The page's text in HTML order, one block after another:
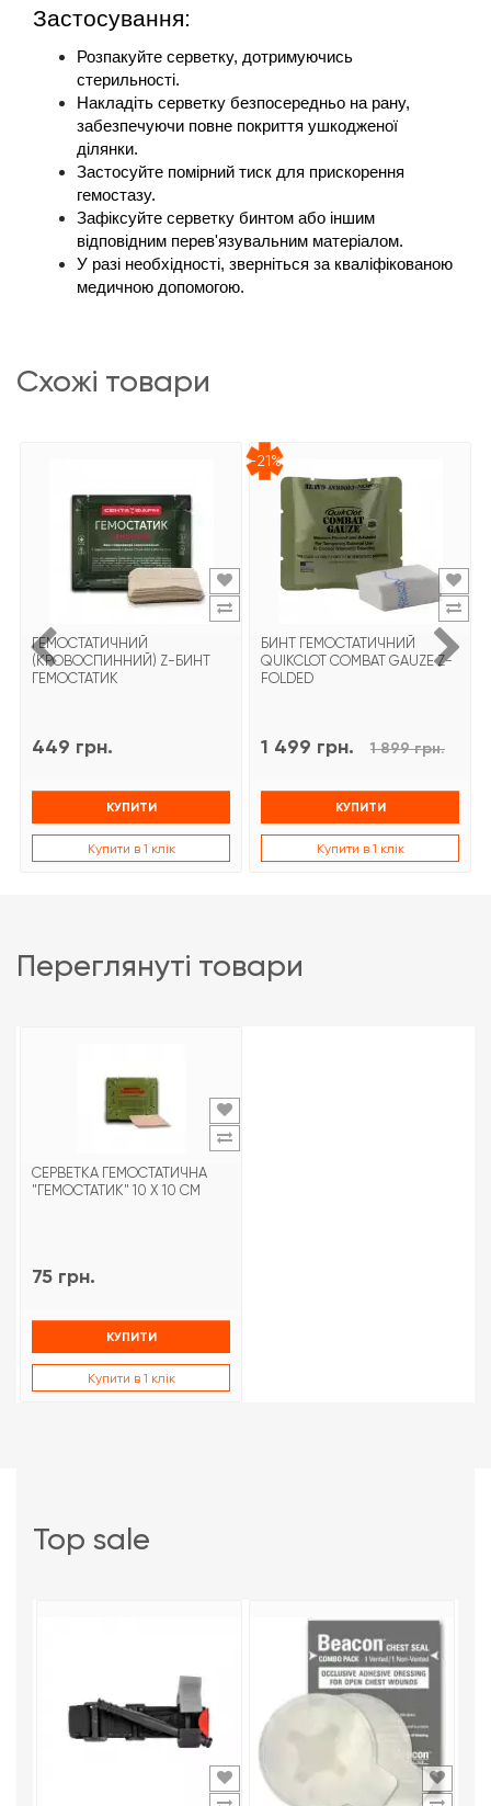
Застосування:
Розпакуйте серветку, дотримуючись
стерильності.
Накладіть серветку безпосередньо на рану,
забезпечуючи повне покриття ушкодженої
ділянки.
Застосуйте помірний тиск для прискорення
гемостазу.
Зафіксуйте серветку бинтом або іншим
відповідним перев'язувальним матеріалом.
У разі необхідності, зверніться за кваліфікованою
медичною допомогою.
схожі товари
ГЕМОСТАТИЧНИЙ
(КРОВОСПИННИЙ) Z-БИНТ
ГЕМОСТАТИК
449 грн.
КУПИТИ
Купити в 1 клік
-21%
БИНТ ГЕМОСТАТИЧНИЙ
QUIKCLOT COMBAT GAUZE Z-
FOLDED
1 499 грн. 1 899 грн.
КУПИТИ
Купити в 1 клік
переглянуті товари
СЕРВЕТКА ГЕМОСТАТИЧНА
"ГЕМОСТАТИК" 10 Х 10 СМ
75 грн.
КУПИТИ
Купити в 1 клік
top sale